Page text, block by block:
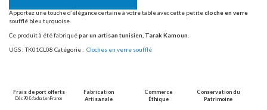
Apportez une touche d’élégance certaine à votre table avec cette petitecloche en verre
soufflé bleu turquoise.
Ce produit à été fabriquépar un artisan tunisien, Tarak Kamoun.
UGS :TK01CL08 Catégorie : Cloches en verre soufflé
Frais de port offerts
Dès 90 € d’achat, en France
Fabrication
Artisanale
Commerce
Éthique
Conservation du
Patrimoine